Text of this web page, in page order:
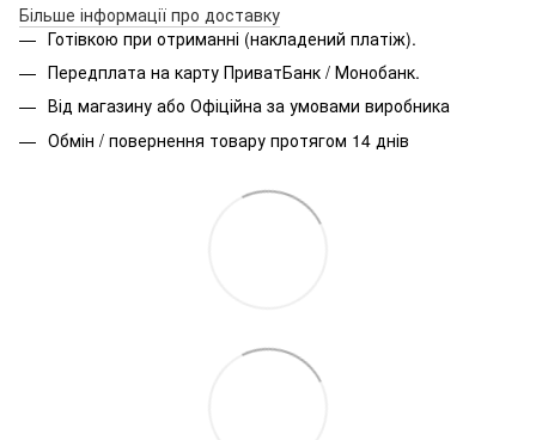
Більше інформації про доставку
Готівкою при отриманні (накладений платіж).
Передплата на карту ПриватБанк / Монобанк.
Від магазину або Офіційна за умовами виробника
Обмін / повернення товару протягом 14 днів